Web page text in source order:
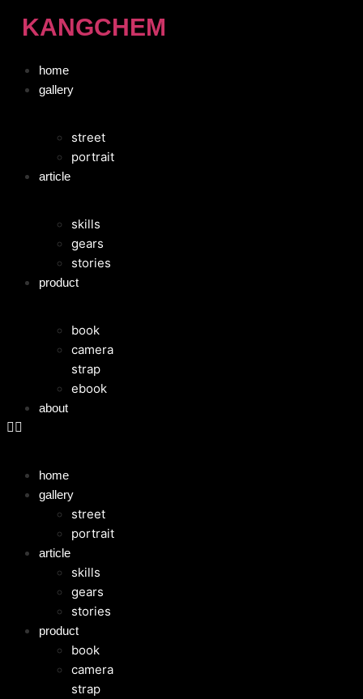
KANGCHEM
home
gallery
street
portrait
article
skills
gears
stories
product
book
camera
strap
ebook
about
home
gallery
street
portrait
article
skills
gears
stories
product
book
camera
strap